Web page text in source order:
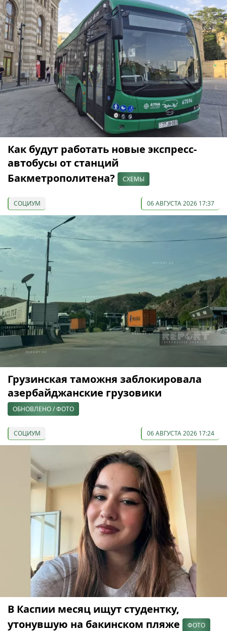
Как будут работать новые экспресс-
автобусы от станций
Бакметрополитена?
СХЕМЫ
СОЦИУМ 06 АВГУСТА 2026 17:37
Грузинская таможня заблокировала
азербайджанские грузовики
ОБНОВЛЕНО / ФОТО
СОЦИУМ 06 АВГУСТА 2026 17:24
В Каспии месяц ищут студентку,
утонувшую на бакинском пляже
ФОТО